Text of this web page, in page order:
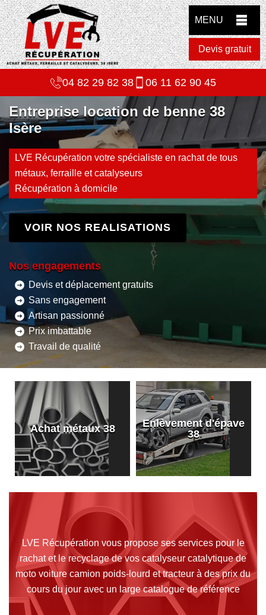
MENU
Devis gratuit
04 82 29 82 38 06 11 62 90 45
Entreprise location de benne 38
Isère
LVE Récupération votre spécialiste en rachat de tous
métaux, ferraille et catalyseurs
Récupération à domicile
VOIR NOS REALISATIONS
Nos engagements
Devis et déplacement gratuits
Sans engagement
Artisan passionné
Prix imbattable
Travail de qualité
Enlèvement d'épave
38
Enlèvement
machine industrielle
38
LVE Récupération vous propose ses services pour le
rachat et le recyclage de vos catalyseur catalytique de
moto voiture camion poids-lourd et tracteur à des prix du
cours du jour avec un large catalogue de référence